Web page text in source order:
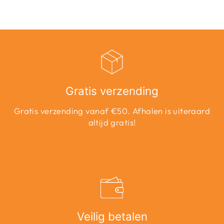
Gratis verzending
Gratis verzending vanaf €50. Afhalen is uiteraard
altijd gratis!
Veilig betalen